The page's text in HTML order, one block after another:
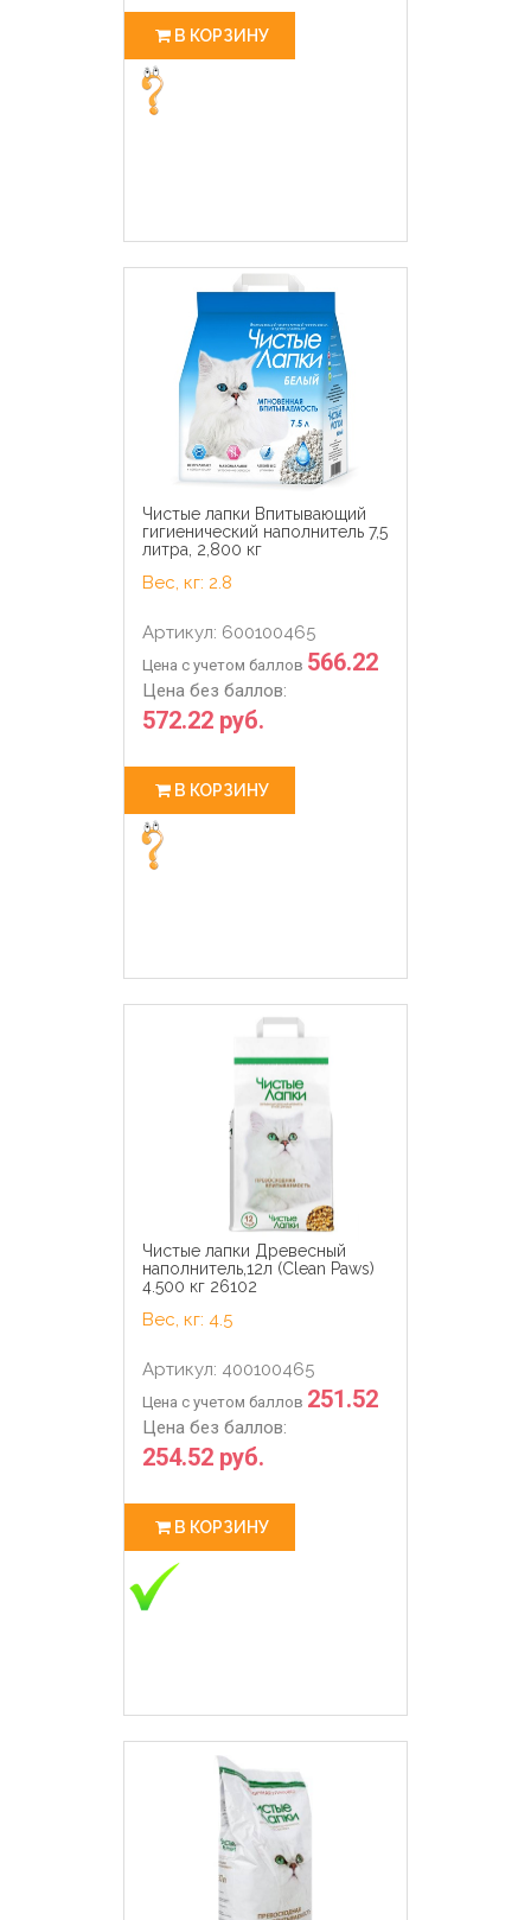
В КОРЗИНУ
Чистые лапки Впитывающий
гигиенический наполнитель 7,5
литра, 2,800 кг
Вес, кг: 2.8
Артикул: 600100465
Цена с учетом баллов 566.22
Цена без баллов:
572.22 руб.
В КОРЗИНУ
Чистые лапки Древесный
наполнитель,12л (Clean Paws)
4.500 кг 26102
Вес, кг: 4.5
Артикул: 400100465
Цена с учетом баллов 251.52
Цена без баллов:
254.52 руб.
В КОРЗИНУ